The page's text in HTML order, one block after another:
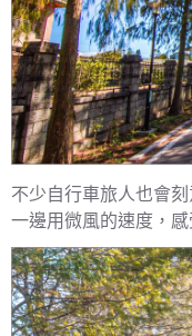
不少自行車旅人也會
一邊用微風的速度，